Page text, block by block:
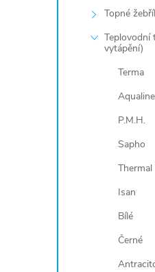
Topné
Teplovodní
vytápění)
Terma
Aqualine
P.M.H.
Sapho
Thermal
Isan
Bílé
Černé